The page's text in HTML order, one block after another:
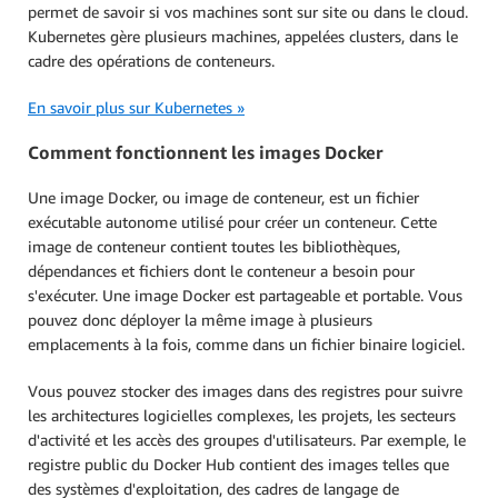
permet de savoir si vos machines sont sur site ou dans le cloud.
Kubernetes gère plusieurs machines, appelées clusters, dans le
cadre des opérations de conteneurs.
En savoir plus sur Kubernetes »
Comment fonctionnent les images Docker
Une image Docker, ou image de conteneur, est un fichier
exécutable autonome utilisé pour créer un conteneur. Cette
image de conteneur contient toutes les bibliothèques,
dépendances et fichiers dont le conteneur a besoin pour
s'exécuter. Une image Docker est partageable et portable. Vous
pouvez donc déployer la même image à plusieurs
emplacements à la fois, comme dans un fichier binaire logiciel.
Vous pouvez stocker des images dans des registres pour suivre
les architectures logicielles complexes, les projets, les secteurs
d'activité et les accès des groupes d'utilisateurs. Par exemple, le
registre public du Docker Hub contient des images telles que
des systèmes d'exploitation, des cadres de langage de